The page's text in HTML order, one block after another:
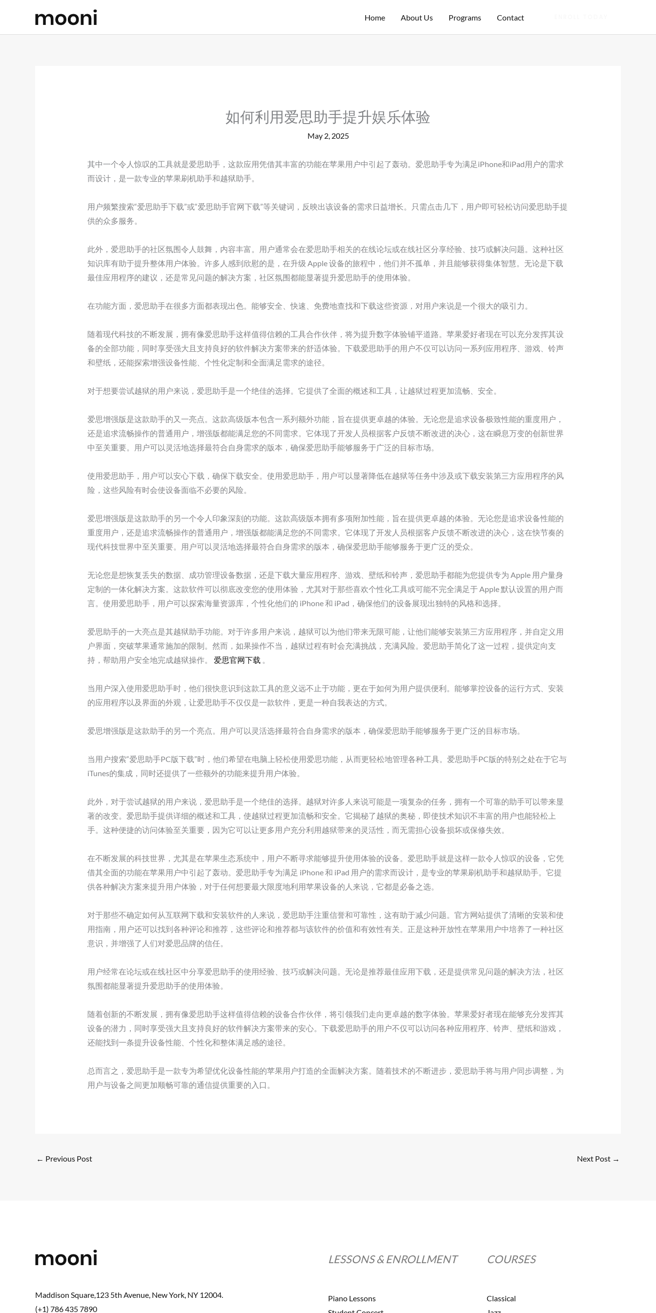
content
Home About Us Programs Contact
如何利用爱思助手提升娱乐体验
May 2, 2025
其中一个令人惊叹的工具就是爱思助手，这款应用凭借其丰富的功能在苹果用户中引起了轰动。爱思助手专为满足iPhone和iPad用户的需求
而设计，是一款专业的苹果刷机助手和越狱助手。
用户频繁搜索“爱思助手下载”或“爱思助手官网下载”等关键词，反映出该设备的需求日益增长。只需点击几下，用户即可轻松访问爱思助手提
供的众多服务。
此外，爱思助手的社区氛围令人鼓舞，内容丰富。用户通常会在爱思助手相关的在线论坛或在线社区分享经验、技巧或解决问题。这种社区
知识库有助于提升整体用户体验。许多人感到欣慰的是，在升级 Apple 设备的旅程中，他们并不孤单，并且能够获得集体智慧。无论是下载
最佳应用程序的建议，还是常见问题的解决方案，社区氛围都能显著提升爱思助手的使用体验。
在功能方面，爱思助手在很多方面都表现出色。能够安全、快速、免费地查找和下载这些资源，对用户来说是一个很大的吸引力。
随着现代科技的不断发展，拥有像爱思助手这样值得信赖的工具合作伙伴，将为提升数字体验铺平道路。苹果爱好者现在可以充分发挥其设
备的全部功能，同时享受强大且支持良好的软件解决方案带来的舒适体验。下载爱思助手的用户不仅可以访问一系列应用程序、游戏、铃声
和壁纸，还能探索增强设备性能、个性化定制和全面满足需求的途径。
对于想要尝试越狱的用户来说，爱思助手是一个绝佳的选择。它提供了全面的概述和工具，让越狱过程更加流畅、安全。
爱思增强版是这款助手的又一亮点。这款高级版本包含一系列额外功能，旨在提供更卓越的体验。无论您是追求设备极致性能的重度用户，
还是追求流畅操作的普通用户，增强版都能满足您的不同需求。它体现了开发人员根据客户反馈不断改进的决心，这在瞬息万变的创新世界
中至关重要。用户可以灵活地选择最符合自身需求的版本，确保爱思助手能够服务于广泛的目标市场。
使用爱思助手，用户可以安心下载，确保下载安全。使用爱思助手，用户可以显著降低在越狱等任务中涉及或下载安装第三方应用程序的风
险，这些风险有时会使设备面临不必要的风险。
爱思增强版是这款助手的另一个令人印象深刻的功能。这款高级版本拥有多项附加性能，旨在提供更卓越的体验。无论您是追求设备性能的
重度用户，还是追求流畅操作的普通用户，增强版都能满足您的不同需求。它体现了开发人员根据客户反馈不断改进的决心，这在快节奏的
现代科技世界中至关重要。用户可以灵活地选择最符合自身需求的版本，确保爱思助手能够服务于更广泛的受众。
无论您是想恢复丢失的数据、成功管理设备数据，还是下载大量应用程序、游戏、壁纸和铃声，爱思助手都能为您提供专为 Apple 用户量身
定制的一体化解决方案。这款软件可以彻底改变您的使用体验，尤其对于那些喜欢个性化工具或可能不完全满足于 Apple 默认设置的用户而
言。使用爱思助手，用户可以探索海量资源库，个性化他们的 iPhone 和 iPad，确保他们的设备展现出独特的风格和选择。
爱思助手的一大亮点是其越狱助手功能。对于许多用户来说，越狱可以为他们带来无限可能，让他们能够安装第三方应用程序，并自定义用
户界面，突破苹果通常施加的限制。然而，如果操作不当，越狱过程有时会充满挑战，充满风险。爱思助手简化了这一过程，提供定向支
持，帮助用户安全地完成越狱操作。 爱思官网下载 。
当用户深入使用爱思助手时，他们很快意识到这款工具的意义远不止于功能，更在于如何为用户提供便利。能够掌控设备的运行方式、安装
的应用程序以及界面的外观，让爱思助手不仅仅是一款软件，更是一种自我表达的方式。
爱思增强版是这款助手的另一个亮点。用户可以灵活选择最符合自身需求的版本，确保爱思助手能够服务于更广泛的目标市场。
当用户搜索“爱思助手PC版下载”时，他们希望在电脑上轻松使用爱思功能，从而更轻松地管理各种工具。爱思助手PC版的特别之处在于它与
iTunes的集成，同时还提供了一些额外的功能来提升用户体验。
此外，对于尝试越狱的用户来说，爱思助手是一个绝佳的选择。越狱对许多人来说可能是一项复杂的任务，拥有一个可靠的助手可以带来显
著的改变。爱思助手提供详细的概述和工具，使越狱过程更加流畅和安全。它揭秘了越狱的奥秘，即使技术知识不丰富的用户也能轻松上
手。这种便捷的访问体验至关重要，因为它可以让更多用户充分利用越狱带来的灵活性，而无需担心设备损坏或保修失效。
在不断发展的科技世界，尤其是在苹果生态系统中，用户不断寻求能够提升使用体验的设备。爱思助手就是这样一款令人惊叹的设备，它凭
借其全面的功能在苹果用户中引起了轰动。爱思助手专为满足 iPhone 和 iPad 用户的需求而设计，是专业的苹果刷机助手和越狱助手。它提
供各种解决方案来提升用户体验，对于任何想要最大限度地利用苹果设备的人来说，它都是必备之选。
对于那些不确定如何从互联网下载和安装软件的人来说，爱思助手注重信誉和可靠性，这有助于减少问题。官方网站提供了清晰的安装和使
用指南，用户还可以找到各种评论和推荐，这些评论和推荐都与该软件的价值和有效性有关。正是这种开放性在苹果用户中培养了一种社区
意识，并增强了人们对爱思品牌的信任。
用户经常在论坛或在线社区中分享爱思助手的使用经验、技巧或解决问题。无论是推荐最佳应用下载，还是提供常见问题的解决方法，社区
氛围都能显著提升爱思助手的使用体验。
随着创新的不断发展，拥有像爱思助手这样值得信赖的设备合作伙伴，将引领我们走向更卓越的数字体验。苹果爱好者现在能够充分发挥其
设备的潜力，同时享受强大且支持良好的软件解决方案带来的安心。下载爱思助手的用户不仅可以访问各种应用程序、铃声、壁纸和游戏，
还能找到一条提升设备性能、个性化和整体满足感的途径。
总而言之，爱思助手是一款专为希望优化设备性能的苹果用户打造的全面解决方案。随着技术的不断进步，爱思助手将与用户同步调整，为
用户与设备之间更加顺畅可靠的通信提供重要的入口。
← Previous Post Next Post →
Maddison Square,123 5th Avenue, New York, NY 12004.
(+1) 786 435 7890
LESSONS & ENROLLMENT
Piano Lessons
COURSES
Classical